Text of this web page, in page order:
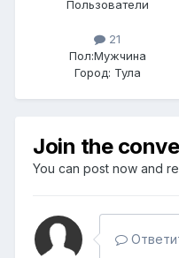
Пользователи
21
Пол:Мужчина
Город: Тула
Join the
You can post now and